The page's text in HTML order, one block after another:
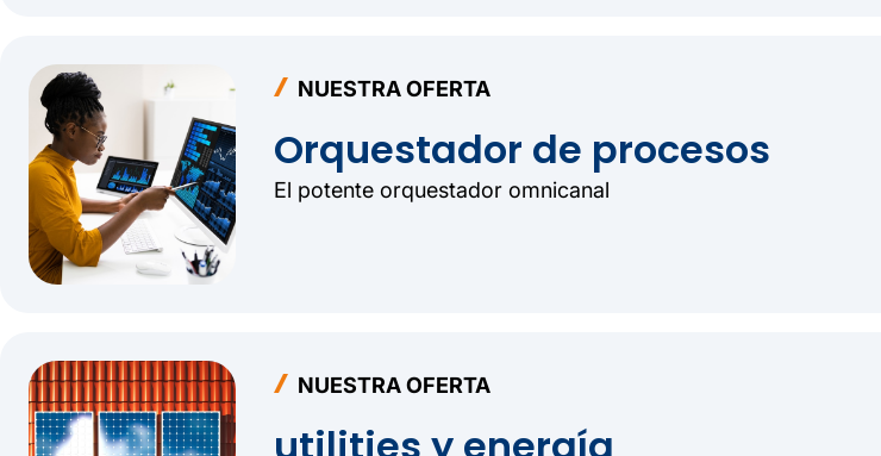
NUESTRA OFERTA
Orquestador de procesos
El potente orquestador omnicanal
NUESTRA OFERTA